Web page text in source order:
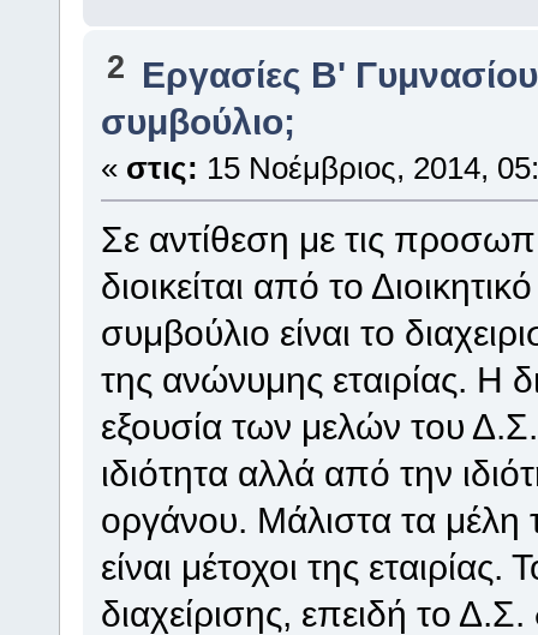
2 Eργασίες Β' Γυμνασίου
συμβούλιο;
« στις: 15 Νοέμβριος, 2014,
Σε αντίθεση με τις
διοικείται από το
συμβούλιο είναι το
της ανώνυμης εταιρίας. Η
εξουσία των μελών του
ιδιότητα αλλά από την
οργάνου. Μάλιστα τα μέλη
είναι μέτοχοι της
διαχείρισης, επειδή το Δ.Σ.